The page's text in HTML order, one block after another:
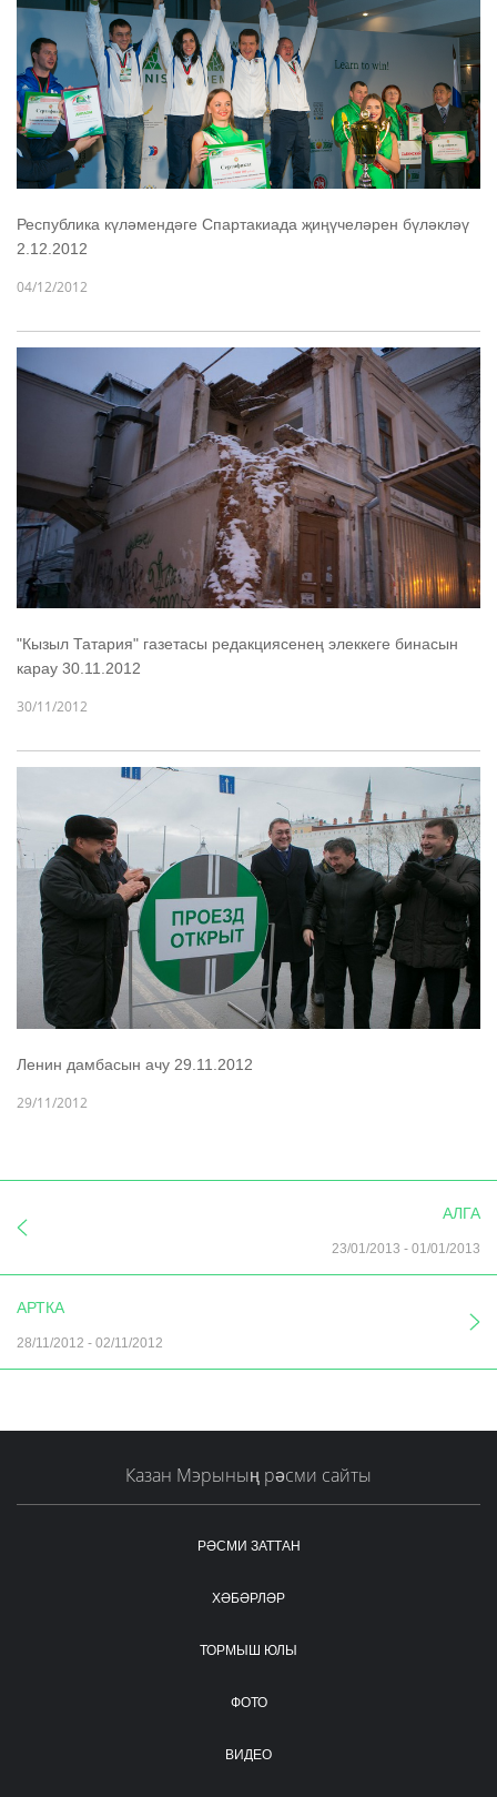
Республика күләмендәге Спартакиада җиңүчеләрен бүләкләү
2.12.2012
04/12/2012
"Кызыл Татария" газетасы редакциясенең элеккеге бинасын
карау 30.11.2012
30/11/2012
Ленин дамбасын ачу 29.11.2012
29/11/2012
АЛГА
23/01/2013 - 01/01/2013
АРТКА
28/11/2012 - 02/11/2012
Казан Мэрының рәсми сайты
РӘСМИ ЗАТТАН
ХӘБӘРЛӘР
ТОРМЫШ ЮЛЫ
ФОТО
ВИДЕО